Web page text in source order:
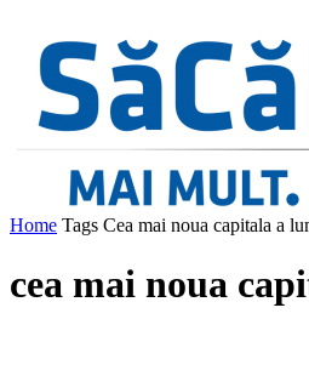
Home Tags Cea mai noua capitala a
cea mai noua